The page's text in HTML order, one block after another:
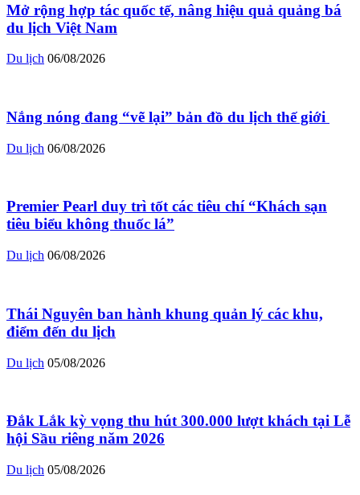
Mở rộng hợp tác quốc tế, nâng hiệu quả quảng bá
du lịch Việt Nam
Du lịch 06/08/2026
Nắng nóng đang “vẽ lại” bản đồ du lịch thế giới ​
Du lịch 06/08/2026
Premier Pearl duy trì tốt các tiêu chí “Khách sạn
tiêu biểu không thuốc lá”
Du lịch 06/08/2026
Thái Nguyên ban hành khung quản lý các khu,
điểm đến du lịch
Du lịch 05/08/2026
Đắk Lắk kỳ vọng thu hút 300.000 lượt khách tại Lễ
hội Sầu riêng năm 2026
Du lịch 05/08/2026